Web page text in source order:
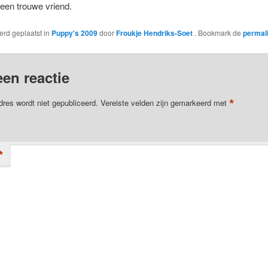
trouwe vriend.
geplaatst in Puppy's 2009doorFroukje Hendriks-Soet . Bookmark de
reactie
wordt niet gepubliceerd. Vereiste velden zijn gemarkeerd met *